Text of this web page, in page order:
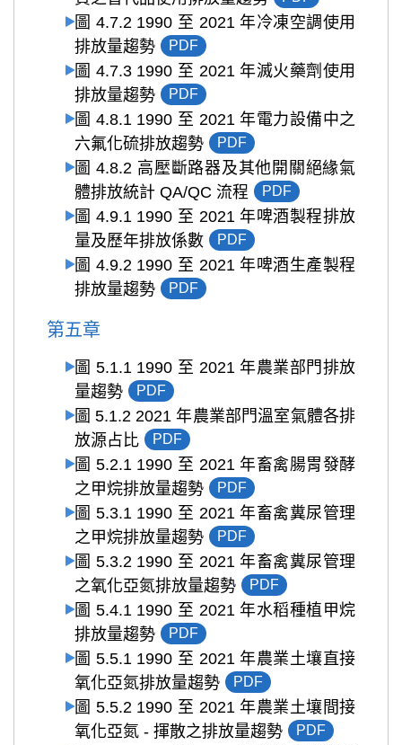
圖 4.7.2 1990 至 2021 年冷凍空調使用
排放量趨勢
PDF
圖 4.7.3 1990 至 2021 年滅火藥劑使用
排放量趨勢
PDF
圖 4.8.1 1990 至 2021 年電力設備中之
六氟化硫排放趨勢
PDF
圖 4.8.2 高壓斷路器及其他開關絕緣氣
體排放統計 QA/QC 流程
PDF
圖 4.9.1 1990 至 2021 年啤酒製程排放
量及歷年排放係數
PDF
圖 4.9.2 1990 至 2021 年啤酒生產製程
排放量趨勢
PDF
第五章
圖 5.1.1 1990 至 2021 年農業部門排放
量趨勢
PDF
圖 5.1.2 2021 年農業部門溫室氣體各排
放源占比
PDF
圖 5.2.1 1990 至 2021 年畜禽腸胃發酵
之甲烷排放量趨勢
PDF
圖 5.3.1 1990 至 2021 年畜禽糞尿管理
之甲烷排放量趨勢
PDF
圖 5.3.2 1990 至 2021 年畜禽糞尿管理
之氧化亞氮排放量趨勢
PDF
圖 5.4.1 1990 至 2021 年水稻種植甲烷
排放量趨勢
PDF
圖 5.5.1 1990 至 2021 年農業土壤直接
氧化亞氮排放量趨勢
PDF
圖 5.5.2 1990 至 2021 年農業土壤間接
氧化亞氮 - 揮散之排放量趨勢
PDF